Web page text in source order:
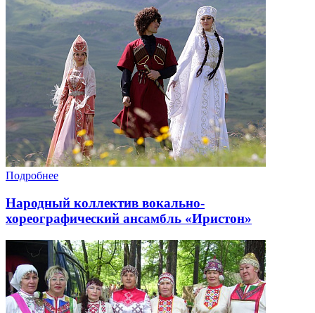
Подробнее
Народный коллектив вокально-
хореографический ансамбль «Иристон»